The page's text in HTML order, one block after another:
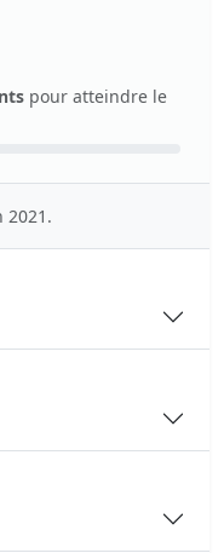
pour atteindre le
2021.